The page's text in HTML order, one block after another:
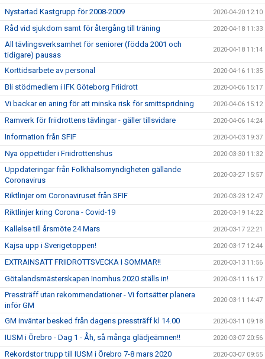
Nystartad Kastgrupp för 2008-2009 2020-04-20 12:10
Råd vid sjukdom samt för återgång till träning 2020-04-18 11:33
All tävlingsverksamhet för seniorer (födda 2001 och
tidigare) pausas
2020-04-18 11:14
Korttidsarbete av personal 2020-04-16 11:35
Bli stödmedlem i IFK Göteborg Friidrott 2020-04-06 15:17
Vi backar en aning för att minska risk för smittspridning 2020-04-06 15:12
Ramverk för friidrottens tävlingar - gäller tillsvidare 2020-04-06 14:24
Information från SFIF 2020-04-03 19:37
Nya öppettider i Friidrottenshus 2020-03-30 11:32
Uppdateringar från Folkhälsomyndigheten gällande
Coronavirus
2020-03-27 15:57
Riktlinjer om Coronaviruset från SFIF 2020-03-23 12:47
Riktlinjer kring Corona - Covid-19 2020-03-19 14:22
Kallelse till årsmöte 24 Mars 2020-03-17 22:21
Kajsa upp i Sverigetoppen! 2020-03-17 12:44
EXTRAINSATT FRIIDROTTSVECKA I SOMMAR!! 2020-03-13 11:56
Götalandsmästerskapen Inomhus 2020 ställs in! 2020-03-11 16:17
Pressträff utan rekommendationer - Vi fortsätter planera
inför GM
2020-03-11 14:47
GM inväntar besked från dagens pressträff kl 14.00 2020-03-11 09:18
IUSM i Örebro - Dag 1 - Åh, så många glädjeämnen!! 2020-03-07 20:56
Rekordstor trupp till IUSM i Örebro 7-8 mars 2020 2020-03-07 09:55